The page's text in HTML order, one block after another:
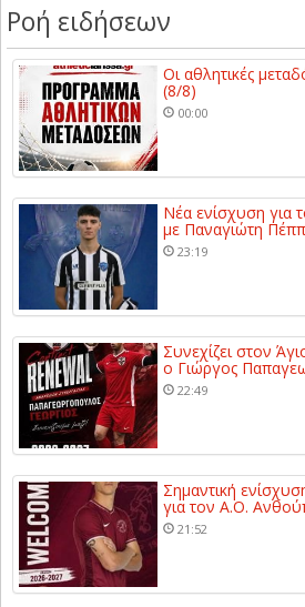
Ροή ειδήσεων
Οι αθλητικές
(8/8)
00:00
Νέα ενίσχυση για
με Παναγιώτη
23:19
Συνεχίζει στον
ο Γιώργος
22:49
Σημαντική
για τον Α.Ο.
21:52